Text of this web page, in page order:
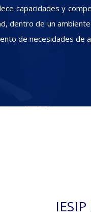
capacidades y
dentro de un
de necesidades de